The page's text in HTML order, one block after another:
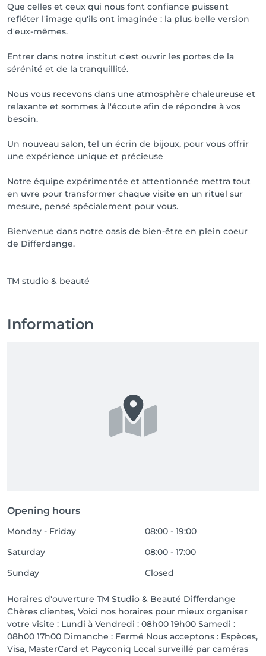
Que celles et ceux qui nous font confiance puissent
refléter l'image qu'ils ont imaginée : la plus belle version
d'eux-mêmes.
Entrer dans notre institut c'est ouvrir les portes de la
sérénité et de la tranquillité.
Nous vous recevons dans une atmosphère chaleureuse et
relaxante et sommes à l'écoute afin de répondre à vos
besoin.
Un nouveau salon, tel un écrin de bijoux, pour vous offrir
une expérience unique et précieuse
Notre équipe expérimentée et attentionnée mettra tout
en uvre pour transformer chaque visite en un rituel sur
mesure, pensé spécialement pour vous.
Bienvenue dans notre oasis de bien-être en plein coeur
de Differdange.
Information
Opening hours
Monday - Friday
08:00 - 19:00
Saturday
08:00 - 17:00
Sunday
Closed
Horaires d'ouverture TM Studio & Beauté Differdange
Chères clientes, Voici nos horaires pour mieux organiser
votre visite : Lundi à Vendredi : 08h00 19h00 Samedi :
08h00 17h00 Dimanche : Fermé Nous acceptons : Espèces,
Visa, MasterCard et Payconiq Local surveillé par caméras